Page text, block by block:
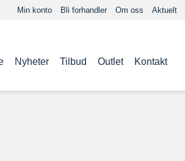
Min konto Bli forhandler Om oss Aktuelt
Nyheter Tilbud Outlet Kontakt